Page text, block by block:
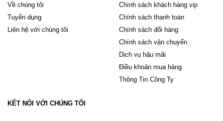
Về chúng tôi
Tuyển dụng
Liên hệ với chúng tôi
Chính sách khách hàng vip
Chính sách thanh toán
Chính sách đổi hàng
Chính sách vận chuyển
Dịch vụ hậu mãi
Điều khoản mua hàng
Thông Tin Công Ty
KẾT NỐI VỚI CHÚNG TÔI